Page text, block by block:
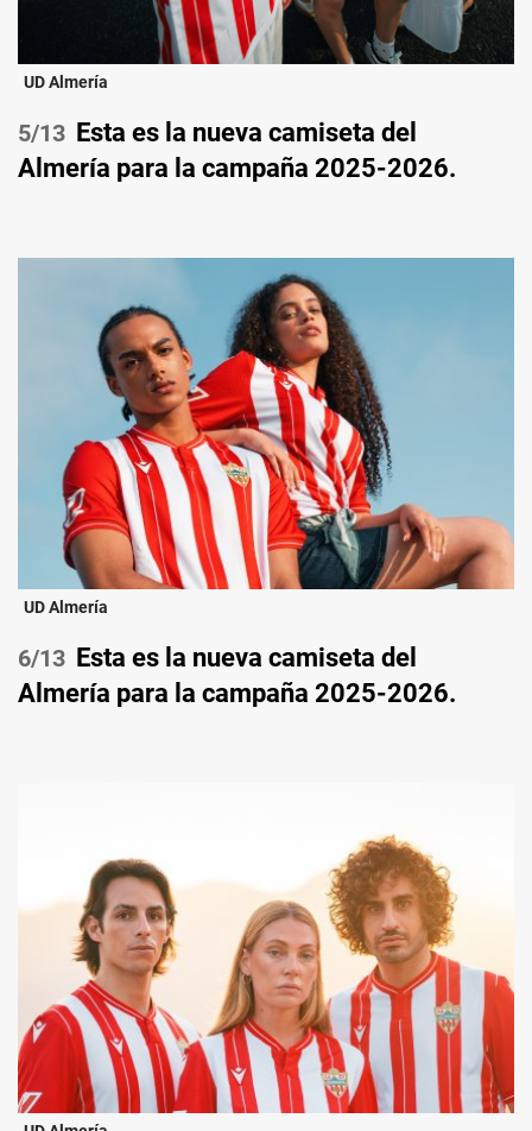
UD Almería
/13 Esta es la nueva camiseta del
Almería para la campaña 2025-2026.
UD Almería
/13 Esta es la nueva camiseta del
Almería para la campaña 2025-2026.